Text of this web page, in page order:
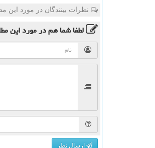
نظرات بینندگان در مورد این
لطفا شما همدر مورد این
ارسال نظر